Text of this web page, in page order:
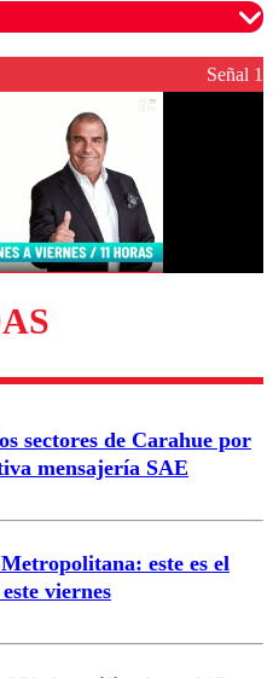
para garantizar un
Enviar comentario
Señal 1
sectores de Carahue por
mensajería SAE
este es el
viernes